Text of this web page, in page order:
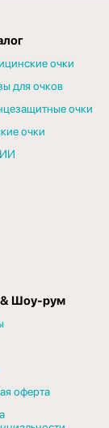
очки
для очков
очки
очки
& Шоу-рум
оферта